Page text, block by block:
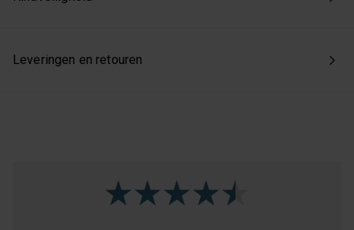
Leveringen en retouren